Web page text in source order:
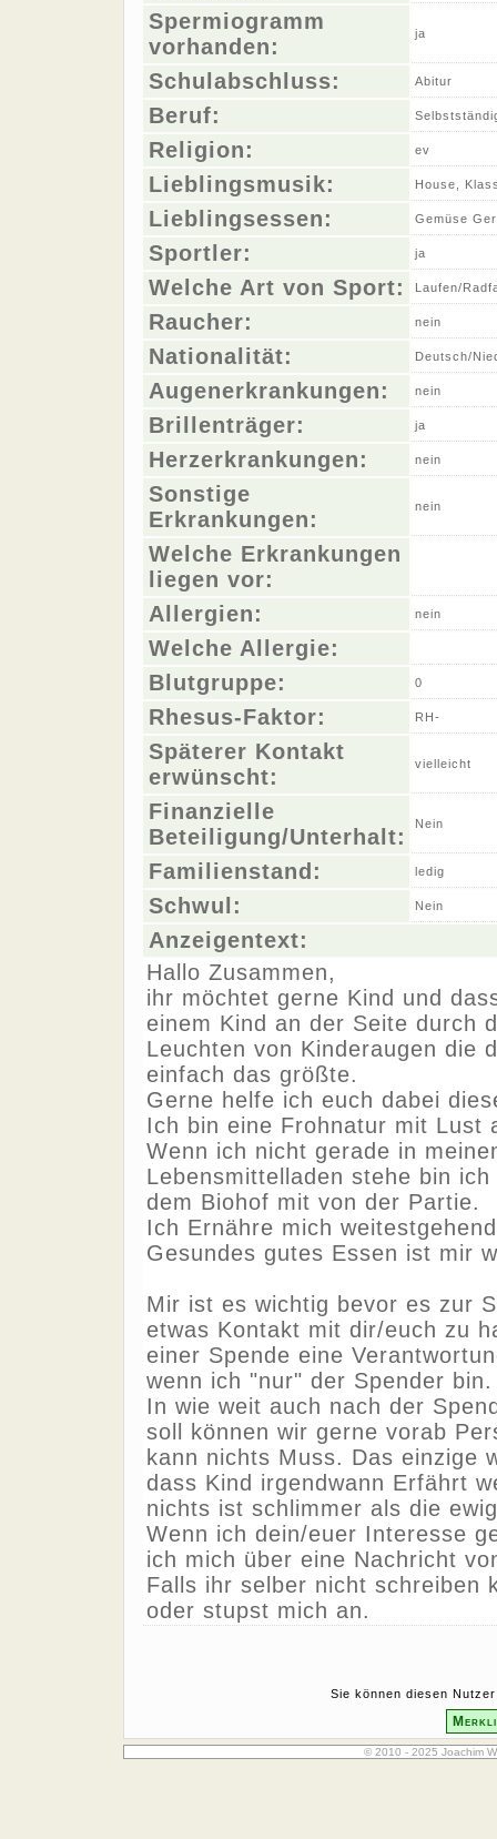
Spermiogramm
vorhanden:
ja
Schulabschluss: Abitur
Beruf:
Religion: ev
Lieblingsmusik: House,
Lieblingsessen: Gemüse
Sportler: ja
Welche Art von Sport: Laufen/
Raucher: nein
Nationalität: Deutsch/
Augenerkrankungen: nein
Brillenträger: ja
Herzerkrankungen: nein
Sonstige
Erkrankungen:
nein
Welche Erkrankungen
liegen vor:
Allergien:
nein
Welche Allergie:
Blutgruppe:
0
Rhesus-Faktor: RH-
Späterer Kontakt
erwünscht:
vielleicht
Finanzielle
Beteiligung/Unterhalt:
Nein
Familienstand: ledig
Schwul: Nein
Anzeigentext:
Hallo Zusammen,
ihr möchtet gerne Kind und
einem Kind an der Seite durch
Leuchten von Kinderaugen die
einfach das größte.
Gerne helfe ich euch dabei
Ich bin eine Frohnatur mit Lust
Wenn ich nicht gerade in
Lebensmittelladen stehe bin
dem Biohof mit von der Partie.
Ich Ernähre mich
Gesundes gutes Essen ist mir
Mir ist es wichtig bevor es zur
etwas Kontakt mit dir/euch zu
einer Spende eine
wenn ich "nur" der Spender bin.
In wie weit auch nach der
soll können wir gerne vorab
kann nichts Muss. Das einzige
dass Kind irgendwann Erfährt
nichts ist schlimmer als die
Wenn ich dein/euer Interesse
ich mich über eine Nachricht
Falls ihr selber nicht schreiben
oder stupst mich an.
Sie können diesen
© 2010 - 2025 Joachim